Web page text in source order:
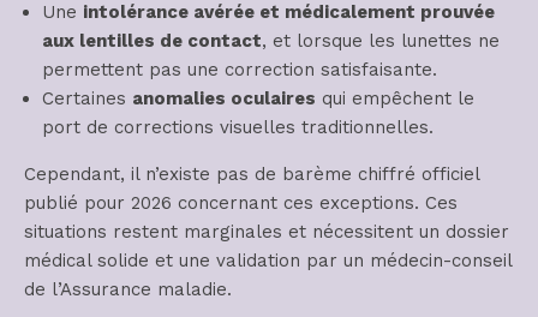
Une intolérance avérée et médicalement prouvée
aux lentilles de contact, et lorsque les lunettes ne
permettent pas une correction satisfaisante.
Certaines anomalies oculaires qui empêchent le
port de corrections visuelles traditionnelles.
Cependant, il n’existe pas de barème chiffré officiel
publié pour 2026 concernant ces exceptions. Ces
situations restent marginales et nécessitent un dossier
médical solide et une validation par un médecin-conseil
de l’Assurance maladie.